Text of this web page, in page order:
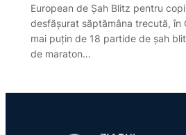
European de Șah Blitz pentru
desfășurat săptămâna trecută, în
mai puțin de 18 partide de șah
de maraton…